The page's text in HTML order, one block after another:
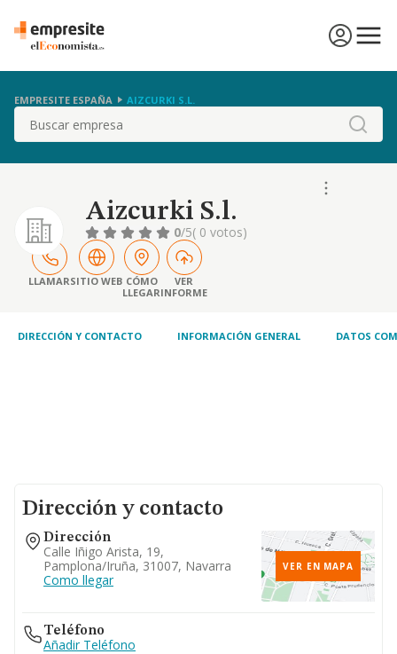
EMPRESITE ESPAÑA AIZCURKI S.L.
Buscar
Aizcurki S.l.
0/5( 0 votos)
LLAMARSITIO WEB CÓMO
LLEGAR
VER
INFORME
DIRECCIÓN Y CONTACTO INFORMACIÓN GENERAL DATOS
Dirección y contacto
Dirección
Calle Iñigo Arista, 19,
Pamplona/iruña, 31007, Navarra
Como llegar
VER EN MAPA
Teléfono
Añadir Teléfono